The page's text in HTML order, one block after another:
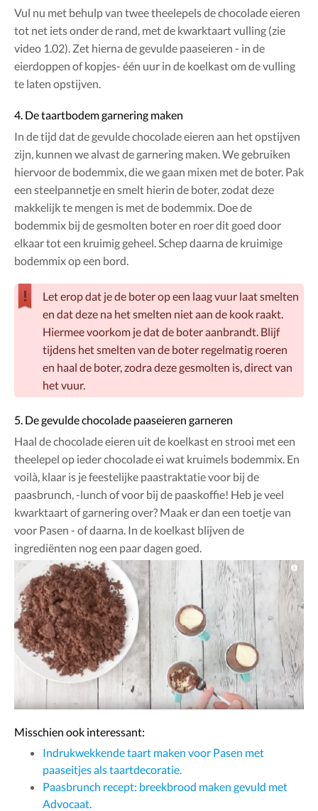
Vul nu met behulp van twee theelepels de chocolade eieren
tot net iets onder de rand, met de kwarktaart vulling (zie
video 1.02). Zet hierna de gevulde paaseieren - in de
eierdoppen of kopjes- één uur in de koelkast om de vulling
te laten opstijven.
4. De taartbodem garnering maken
In de tijd dat de gevulde chocolade eieren aan het opstijven
zijn, kunnen we alvast de garnering maken. We gebruiken
hiervoor de bodemmix, die we gaan mixen met de boter. Pak
een steelpannetje en smelt hierin de boter, zodat deze
makkelijk te mengen is met de bodemmix. Doe de
bodemmix bij de gesmolten boter en roer dit goed door
elkaar tot een kruimig geheel. Schep daarna de kruimige
bodemmix op een bord.
Let erop dat je de boter op een laag vuur laat smelten
en dat deze na het smelten niet aan de kook raakt.
Hiermee voorkom je dat de boter aanbrandt. Blijf
tijdens het smelten van de boter regelmatig roeren
en haal de boter, zodra deze gesmolten is, direct van
het vuur.
5. De gevulde chocolade paaseieren garneren
Haal de chocolade eieren uit de koelkast en strooi met een
theelepel op ieder chocolade ei wat kruimels bodemmix. En
voilà, klaar is je feestelijke paastraktatie voor bij de
paasbrunch, -lunch of voor bij de paaskoffie! Heb je veel
kwarktaart of garnering over? Maak er dan een toetje van
voor Pasen - of daarna. In de koelkast blijven de
ingrediënten nog een paar dagen goed.
Misschien ook interessant:
Indrukwekkende taart maken voor Pasen met
paaseitjes als taartdecoratie.
Paasbrunch recept: breekbrood maken gevuld met
Advocaat.